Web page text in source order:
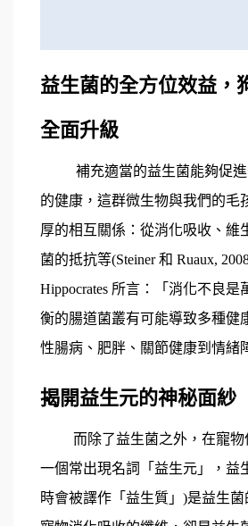
益生菌的全方位效益，
全面升級
補充適當的益生菌能夠促
的健康，這群微生物與我們的毛
厚的相互關係：從消化吸收、維
菌的抵抗等(Steiner 和 Ruaux,
Hippocrates 所言：「消化不良是
衡的腸道菌叢有可能導致多種健
性腸病、肥胖、關節健康到情緒
揭開益生元的神秘面紗
而除了益生菌之外，在寵
一個常出現名詞「益生元」，益
時會被譯作「益生質」)是益生